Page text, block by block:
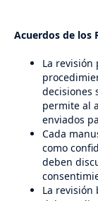
Acuerdos de los
La revisión
decisiones
permite al
enviados
Cada
como
deben
La revisión